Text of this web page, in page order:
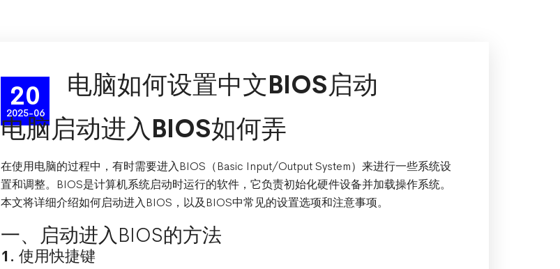
20
2025-06
电脑如何设置中文BIOS启动
电脑启动进入BIOS如何弄
在使用电脑的过程中，有时需要进入BIOS（Basic Input/Output System）来进行一些系统设
置和调整。BIOS是计算机系统启动时运行的软件，它负责初始化硬件设备并加载操作系统。
本文将详细介绍如何启动进入BIOS，以及BIOS中常见的设置选项和注意事项。
一、启动进入BIOS的方法
1. 使用快捷键